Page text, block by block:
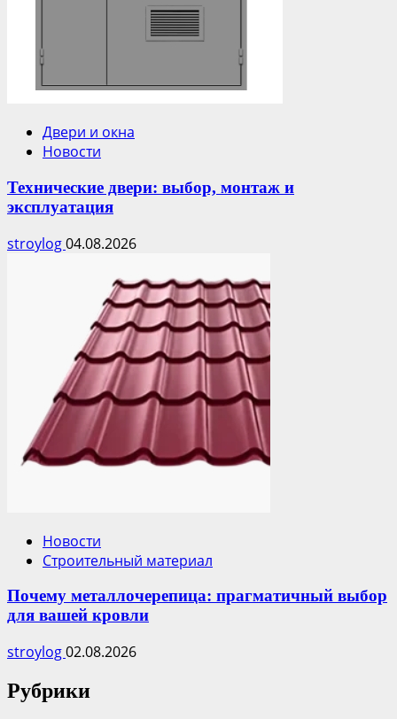
Двери и окна
Новости
Технические двери: выбор, монтаж и
эксплуатация
stroylog04.08.2026
Новости
Строительный материал
Почему металлочерепица: прагматичный выбор
для вашей кровли
stroylog02.08.2026
Рубрики